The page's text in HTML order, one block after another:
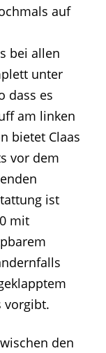
auf
bei allen
unter
dass es
am linken
bietet Claas
vor dem
ist
mit
vorgibt.
den